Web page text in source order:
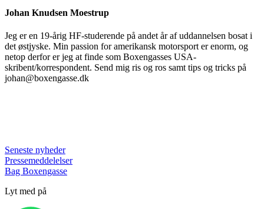
Johan Knudsen Moestrup
Jeg er en 19-årig HF-studerende på andet år af uddannelsen bosat i
det østjyske. Min passion for amerikansk motorsport er enorm, og
netop derfor er jeg at finde som Boxengasses USA-
skribent/korrespondent. Send mig ris og ros samt tips og tricks på
johan@boxengasse.dk
Seneste nyheder
Pressemeddelelser
Bag Boxengasse
Lyt med på